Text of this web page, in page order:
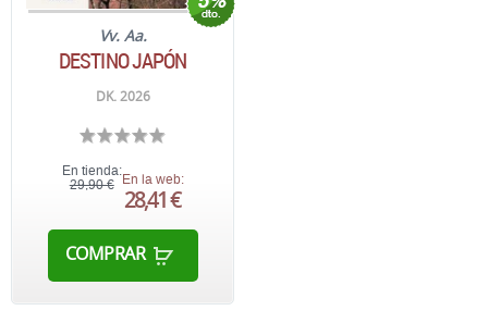
Vv. Aa.
DESTINO JAPÓN
DK. 2026
En tienda:
29,90 € En la web:
28,41 €
COMPRAR